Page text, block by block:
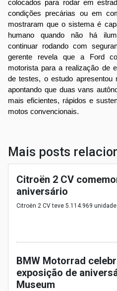
colocados para rodar em
condições precárias ou em
mostraram que o sistema é
humano quando não há
continuar rodando com
gerente revela que a Ford
motorista para a realização de
de testes, o estudo apresentou
apontando que duas vans
mais eficientes, rápidos e
motos convencionais.
Mais posts
Citroën 2 CV
aniversário
Citroën 2 CV teve 5.114.969
BMW Motorrad
exposição de
Museum